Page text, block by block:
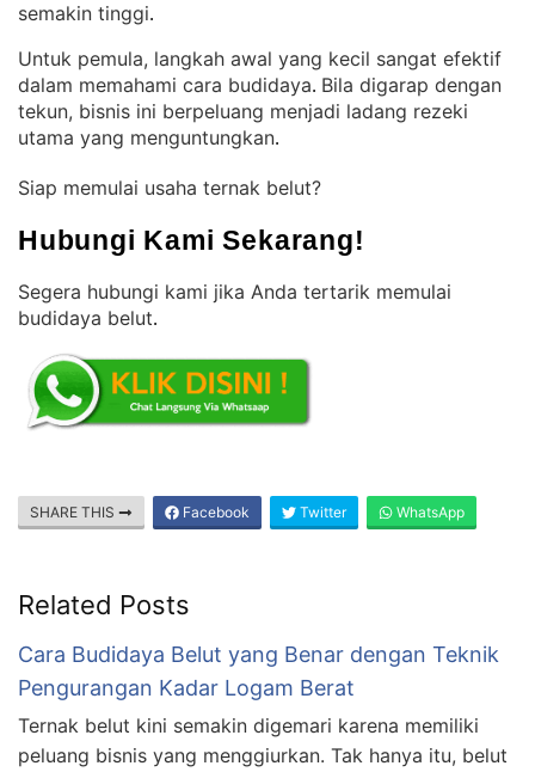
semakin tinggi.
Untuk pemula, langkah awal yang kecil sangat efektif
dalam memahami cara budidaya. Bila digarap dengan
tekun, bisnis ini berpeluang menjadi ladang rezeki
utama yang menguntungkan.
Siap memulai usaha ternak belut?
Hubungi Kami Sekarang!
Segera hubungi kami jika Anda tertarik memulai
budidaya belut.
SHARE THIS Facebook Twitter WhatsApp
Related Posts
Cara Budidaya Belut yang Benar dengan Teknik
Pengurangan Kadar Logam Berat
Ternak belut kini semakin digemari karena memiliki
peluang bisnis yang menggiurkan. Tak hanya itu, belut